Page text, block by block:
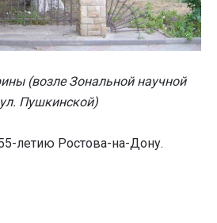
(возле Зональной научной
Пушкинской)
летию Ростова-на-Дону.